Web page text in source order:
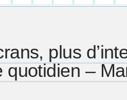
plus
quotidien –